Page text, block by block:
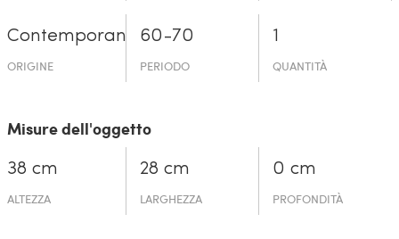
Contemporaneo
ORIGINE
60-70
PERIODO
1
QUANTITÀ
Misure dell'oggetto
38 cm
ALTEZZA
28 cm
LARGHEZZA
0 cm
PROFONDITÀ